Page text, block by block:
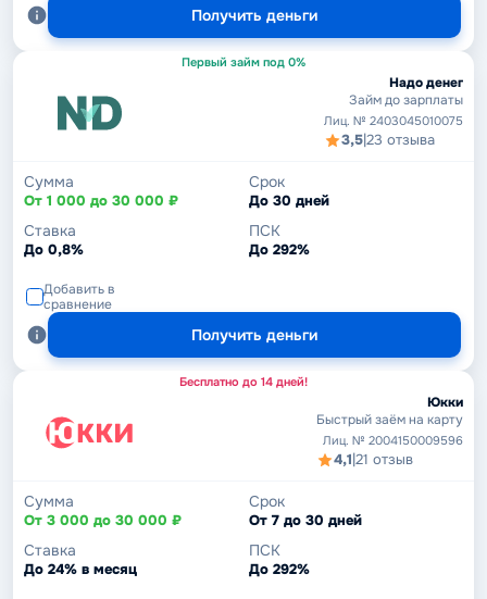
Получить деньги
Первый займ под 0%
Надо денег
Займ до зарплаты
Лиц. № 2403045010075
3,5|23 отзыва
Сумма
От 1 000 до 30 000 ₽
Срок
До 30 дней
Ставка
До 0,8%
ПСК
До 292%
Добавить в
сравнение
Получить деньги
Бесплатно до 14 дней!
Юкки
Быстрый заём на карту
Лиц. № 2004150009596
4,1|21 отзыв
Сумма
От 3 000 до 30 000 ₽
Срок
От 7 до 30 дней
Ставка
До 24% в месяц
ПСК
До 292%